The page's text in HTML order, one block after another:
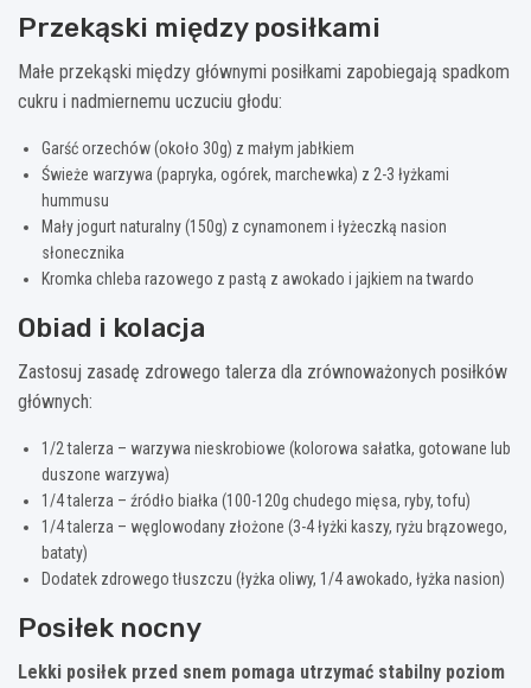
Przekąski między posiłkami
Małe przekąski między głównymi posiłkami zapobiegają spadkom
cukru i nadmiernemu uczuciu głodu:
Garść orzechów (około 30g) z małym jabłkiem
Świeże warzywa (papryka, ogórek, marchewka) z 2-3 łyżkami
hummusu
Mały jogurt naturalny (150g) z cynamonem i łyżeczką nasion
słonecznika
Kromka chleba razowego z pastą z awokado i jajkiem na twardo
Obiad i kolacja
Zastosuj zasadę zdrowego talerza dla zrównoważonych posiłków
głównych:
1/2 talerza – warzywa nieskrobiowe (kolorowa sałatka, gotowane lub
duszone warzywa)
1/4 talerza – źródło białka (100-120g chudego mięsa, ryby, tofu)
1/4 talerza – węglowodany złożone (3-4 łyżki kaszy, ryżu brązowego,
bataty)
Dodatek zdrowego tłuszczu (łyżka oliwy, 1/4 awokado, łyżka nasion)
Posiłek nocny
Lekki posiłek przed snem pomaga utrzymać stabilny poziom